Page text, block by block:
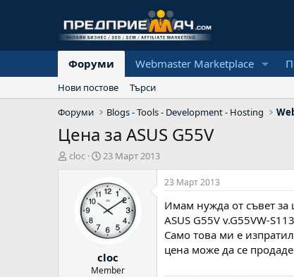
Форуми Webmaster Marketplace
Нови постове
Търси
Форуми
Blogs - Tools - Development - Hosting
Цена за ASUS G55V
А
cloc
Н
ч
а
л
а
а
т
23 Март 2013
cloc
Member
23 Март 2013
Имам нужда от съвет за
ASUS G55V v.G55VW-
Само това ми е
цена може да се продаде